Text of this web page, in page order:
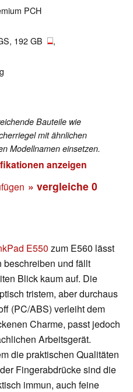
PCH
192 GB
,
Bauteile wie
mit ähnlichen
Modellnamen einsetzen.
anzeigen
» vergleiche 0
E550 zum E560 lässt
und fällt
Blick kaum auf. Die
tristem, aber durchaus
(PC/ABS) verleiht dem
Charme, passt jedoch
Arbeitsgerät.
die praktischen Qualitäten
Fingerabdrücke sind die
immun, auch feine